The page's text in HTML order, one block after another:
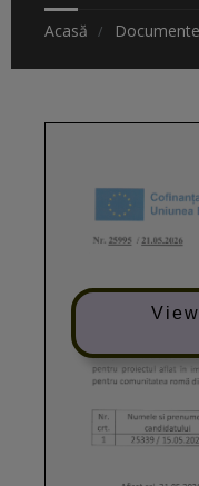
Acasă Documente